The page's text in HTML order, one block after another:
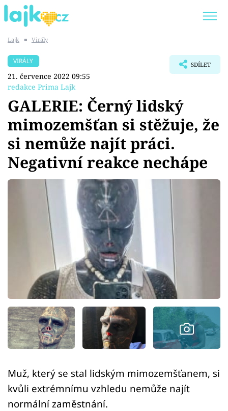
SHOPAHOLICADEL
Témata
Showbyznys
Youtubeři
Sex a vztahy
Sledujte prima+
Přihlášení
Sledujte nás
Lajk ■ Virály
VIRÁLY
21. července 2022 09:55
redakce Prima Lajk
SDÍLET
GALERIE: Černý lidský
mimozemšťan si stěžuje, že
si nemůže najít práci.
Negativní reakce nechápe
Muž, který se stal lidským mimozemšťanem, si
kvůli extrémnímu vzhledu nemůže najít
normální zaměstnání.